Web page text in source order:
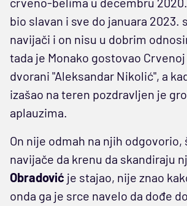
bio slavan i sve do januara 2023.
navijači i on nisu u dobrim
tada je Monako gostovao
dvorani "Aleksandar Nikolić", a
izašao na teren pozdravljen je
aplauzima.
On nije odmah na njih
navijače da krenu da skandiraju
Obradović je stajao, nije znao
onda ga je srce navelo da dođe